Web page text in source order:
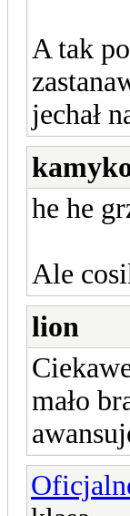
A tak
jechał
he he
Ale
lion
mało